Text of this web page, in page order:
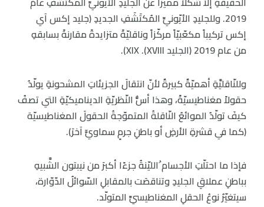
2019. وللجليدِ الأيّونيِّ المُكتَشَفِ الجديدِ (جليد إكس آي
إكس تركيباً مكعّبيّاً مركّزاً وناقليّةً متزايدةً مقارنةً بسابقهِ
من عام 2019 (الجليد XVIII). XIX).
وللنّاقليَّةِ أهميّةٌ كبيرةٌ لأنّ انتقالَ الجزيئاتِ المشحونةِ يولّدُ
حقولاً مغناطيسيّةً، وهذا أسُّ النّظريّةِ الديناميكيّةِ التي تصفُ
كيفَ تولّدُ الموائعُ النّاقلةُ المتموّجةُ الحقولَ المغناطيسيّة
(كما في قشرةِ الأرضِ أو باطنِ جرمٍ سماويٍّ آخرَ).
فإذا ما احتلّتِ الأجسام ُالليّنةُ جزءًا أكبرَ من نيبتون الشَّبيهِ
بباطنِ عملاقِ الجليدِ وتناقصَت بالمقابلِ السّوائلُ الدّوّارة،
سيتغيّرُ نوعُ الحقلِ المغناطيسيِّ المتولّد.